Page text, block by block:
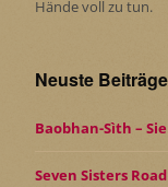
Hände voll zu tun.
Neuste Beiträge
Baobhan-Sìth –
Seven Sisters